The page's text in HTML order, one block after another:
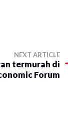
NEXT ARTICLE
termurah di
Forum